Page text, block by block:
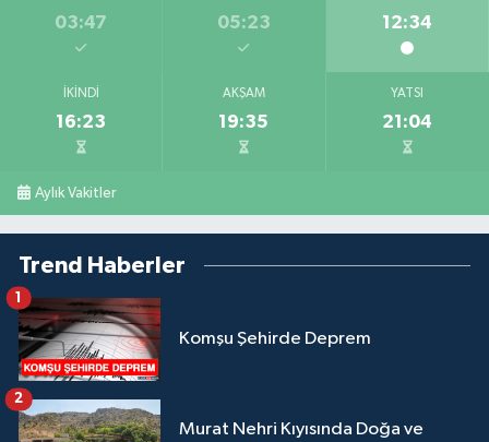
03:47 05:23 12:34
İKINDI
16:23
AKŞAM
19:35
YATSI
21:04
Aylık Vakitler
Trend Haberler
Komşu Şehirde Deprem
1
Murat Nehri Kıyısında Doğa ve
2